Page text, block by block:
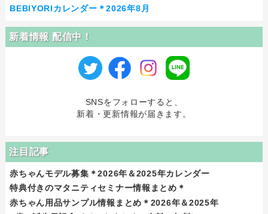
BEBIYORIカレンダー＊2026年8月
新着情報 配信中！
SNSをフォローすると、
新着・更新情報が届きます。
注目記事
赤ちゃんモデル募集＊2026年＆2025年カレンダー
特典付きのマタニティセミナー情報まとめ＊
赤ちゃん用品サンプル情報まとめ＊2026年＆2025年